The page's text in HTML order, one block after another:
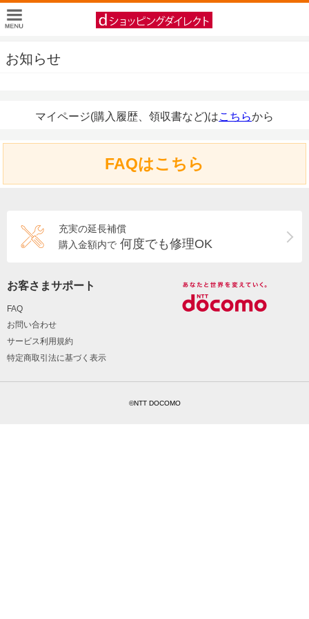
お知らせ
マイページ(購入履歴、領収書など)はこちらから
FAQはこちら
充実の延長補償
購入金額内で 何度でも修理OK
お客さまサポート
FAQ
お問い合わせ
サービス利用規約
特定商取引法に基づく表示
©NTT DOCOMO